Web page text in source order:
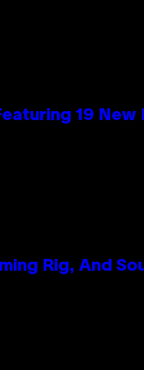
19 New
Rig, And